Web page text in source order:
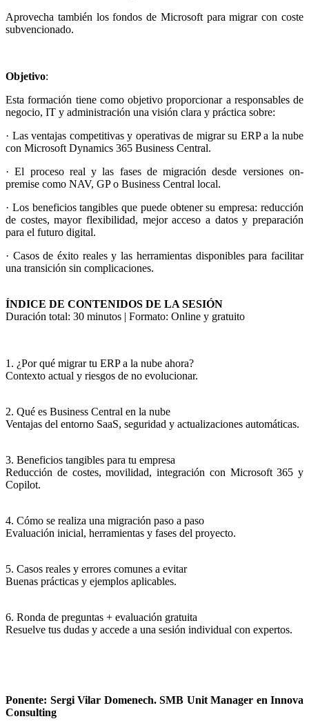
Aprovecha también los fondos de Microsoft para migrar con coste
subvencionado.
Objetivo:
Esta formación tiene como objetivo proporcionar a responsables de
negocio, IT y administración una visión clara y práctica sobre:
· Las ventajas competitivas y operativas de migrar su ERP a la nube
con Microsoft Dynamics 365 Business Central.
· El proceso real y las fases de migración desde versiones on-
premise como NAV, GP o Business Central local.
· Los beneficios tangibles que puede obtener su empresa: reducción
de costes, mayor flexibilidad, mejor acceso a datos y preparación
para el futuro digital.
· Casos de éxito reales y las herramientas disponibles para facilitar
una transición sin complicaciones.
ÍNDICE DE CONTENIDOS DE LA SESIÓN
Duración total: 30 minutos | Formato: Online y gratuito
1. ¿Por qué migrar tu ERP a la nube ahora?
Contexto actual y riesgos de no evolucionar.
2. Qué es Business Central en la nube
Ventajas del entorno SaaS, seguridad y actualizaciones automáticas.
3. Beneficios tangibles para tu empresa
Reducción de costes, movilidad, integración con Microsoft 365 y
Copilot.
4. Cómo se realiza una migración paso a paso
Evaluación inicial, herramientas y fases del proyecto.
5. Casos reales y errores comunes a evitar
Buenas prácticas y ejemplos aplicables.
6. Ronda de preguntas + evaluación gratuita
Resuelve tus dudas y accede a una sesión individual con expertos.
Ponente: Sergi Vilar Domenech. SMB Unit Manager en Innova
Consulting